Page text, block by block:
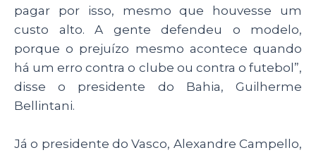
pagar por isso, mesmo que houvesse um
custo alto. A gente defendeu o modelo,
porque o prejuízo mesmo acontece quando
há um erro contra o clube ou contra o futebol”,
disse o presidente do Bahia, Guilherme
Bellintani.
Já o presidente do Vasco, Alexandre Campello,